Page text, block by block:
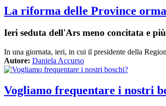
La riforma delle Province
Ieri seduta dell'Ars meno concitata e
In una giornata, ieri, in cui il presidente della
Autore: Daniela Accurso
Vogliamo frequentare i nostri